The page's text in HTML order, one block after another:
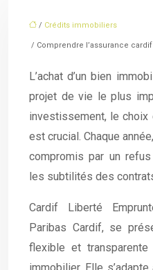
/ Crédits immobiliers
/ Comprendre l’assurance
L’achat d’un bien
projet de vie le plus
investissement, le choix
est crucial. Chaque
compromis par un refus
les subtilités des
Cardif Liberté
Paribas Cardif, se
flexible et